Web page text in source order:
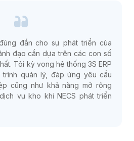
đắn cho sự phát triển của
đạo cần dựa trên các con số
Tôi kỳ vọng hệ thống 3S ERP
quản lý, đáp ứng yêu cầu
cũng như khả năng mở rộng
vụ kho khi NECS phát triển